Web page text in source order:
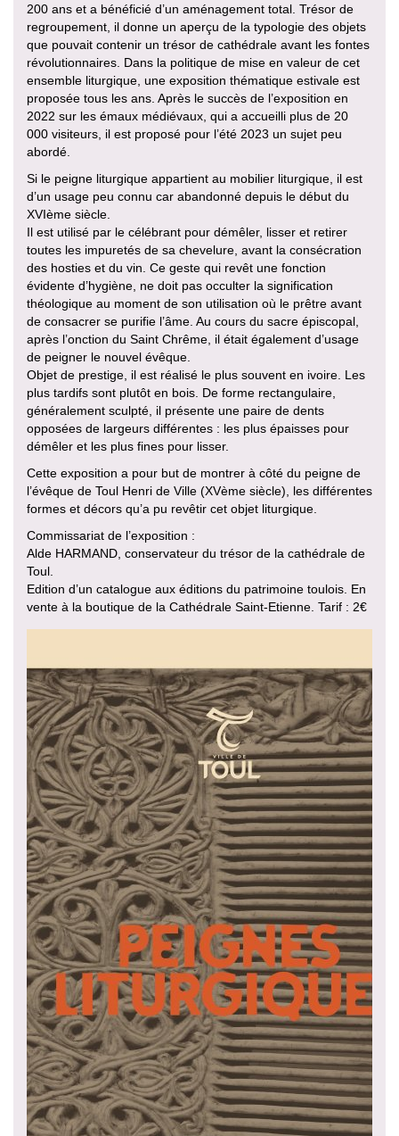
200 ans et a bénéficié d’un aménagement total. Trésor de
regroupement, il donne un aperçu de la typologie des objets
que pouvait contenir un trésor de cathédrale avant les fontes
révolutionnaires. Dans la politique de mise en valeur de cet
ensemble liturgique, une exposition thématique estivale est
proposée tous les ans. Après le succès de l’exposition en
2022 sur les émaux médiévaux, qui a accueilli plus de 20
000 visiteurs, il est proposé pour l’été 2023 un sujet peu
abordé.
Si le peigne liturgique appartient au mobilier liturgique, il est
d’un usage peu connu car abandonné depuis le début du
XVIème siècle.
Il est utilisé par le célébrant pour démêler, lisser et retirer
toutes les impuretés de sa chevelure, avant la consécration
des hosties et du vin. Ce geste qui revêt une fonction
évidente d’hygiène, ne doit pas occulter la signification
théologique au moment de son utilisation où le prêtre avant
de consacrer se purifie l’âme. Au cours du sacre épiscopal,
après l’onction du Saint Chrême, il était également d’usage
de peigner le nouvel évêque.
Objet de prestige, il est réalisé le plus souvent en ivoire. Les
plus tardifs sont plutôt en bois. De forme rectangulaire,
généralement sculpté, il présente une paire de dents
opposées de largeurs différentes : les plus épaisses pour
démêler et les plus fines pour lisser.
Cette exposition a pour but de montrer à côté du peigne de
l’évêque de Toul Henri de Ville (XVème siècle), les différentes
formes et décors qu’a pu revêtir cet objet liturgique.
Commissariat de l’exposition :
Alde HARMAND, conservateur du trésor de la cathédrale de
Toul.
Edition d’un catalogue aux éditions du patrimoine toulois. En
vente à la boutique de la Cathédrale Saint-Etienne. Tarif : 2€